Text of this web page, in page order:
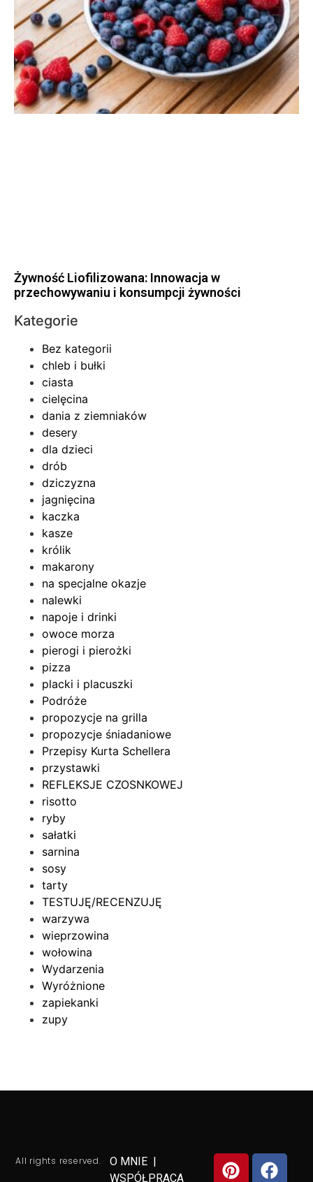
Żywność Liofilizowana: Innowacja w
przechowywaniu i konsumpcji żywności
Kategorie
Bez kategorii
chleb i bułki
ciasta
cielęcina
dania z ziemniaków
desery
dla dzieci
drób
dziczyzna
jagnięcina
kaczka
kasze
królik
makarony
na specjalne okazje
nalewki
napoje i drinki
owoce morza
pierogi i pierożki
pizza
placki i placuszki
Podróże
propozycje na grilla
propozycje śniadaniowe
Przepisy Kurta Schellera
przystawki
REFLEKSJE CZOSNKOWEJ
risotto
ryby
sałatki
sarnina
sosy
tarty
TESTUJĘ/RECENZUJĘ
warzywa
wieprzowina
wołowina
Wydarzenia
Wyróżnione
zapiekanki
zupy
All rights reserved. O MNIE |
WSPÓŁPRACA